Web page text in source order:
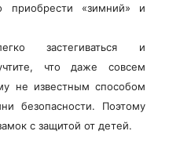
приобрести «зимний» и
застегиваться и
что даже совсем
не известным способом
безопасности. Поэтому
с защитой от детей.